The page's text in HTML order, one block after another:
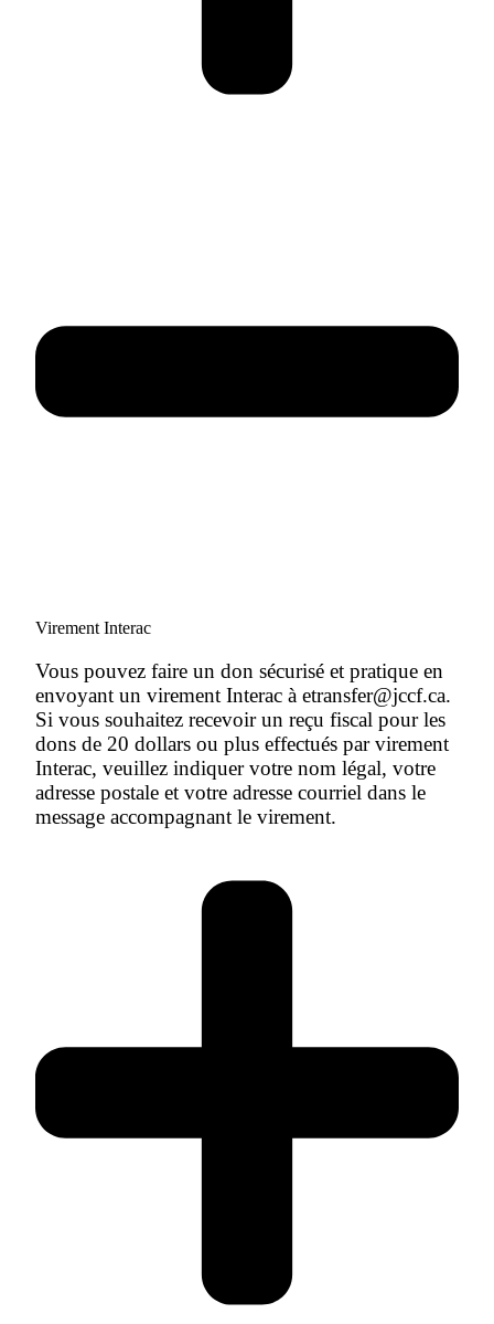
Virement Interac
Vous pouvez faire un don sécurisé et pratique en
envoyant un virement Interac à etransfer@jccf.ca.
Si vous souhaitez recevoir un reçu fiscal pour les
dons de 20 dollars ou plus effectués par virement
Interac, veuillez indiquer votre nom légal, votre
adresse postale et votre adresse courriel dans le
message accompagnant le virement.